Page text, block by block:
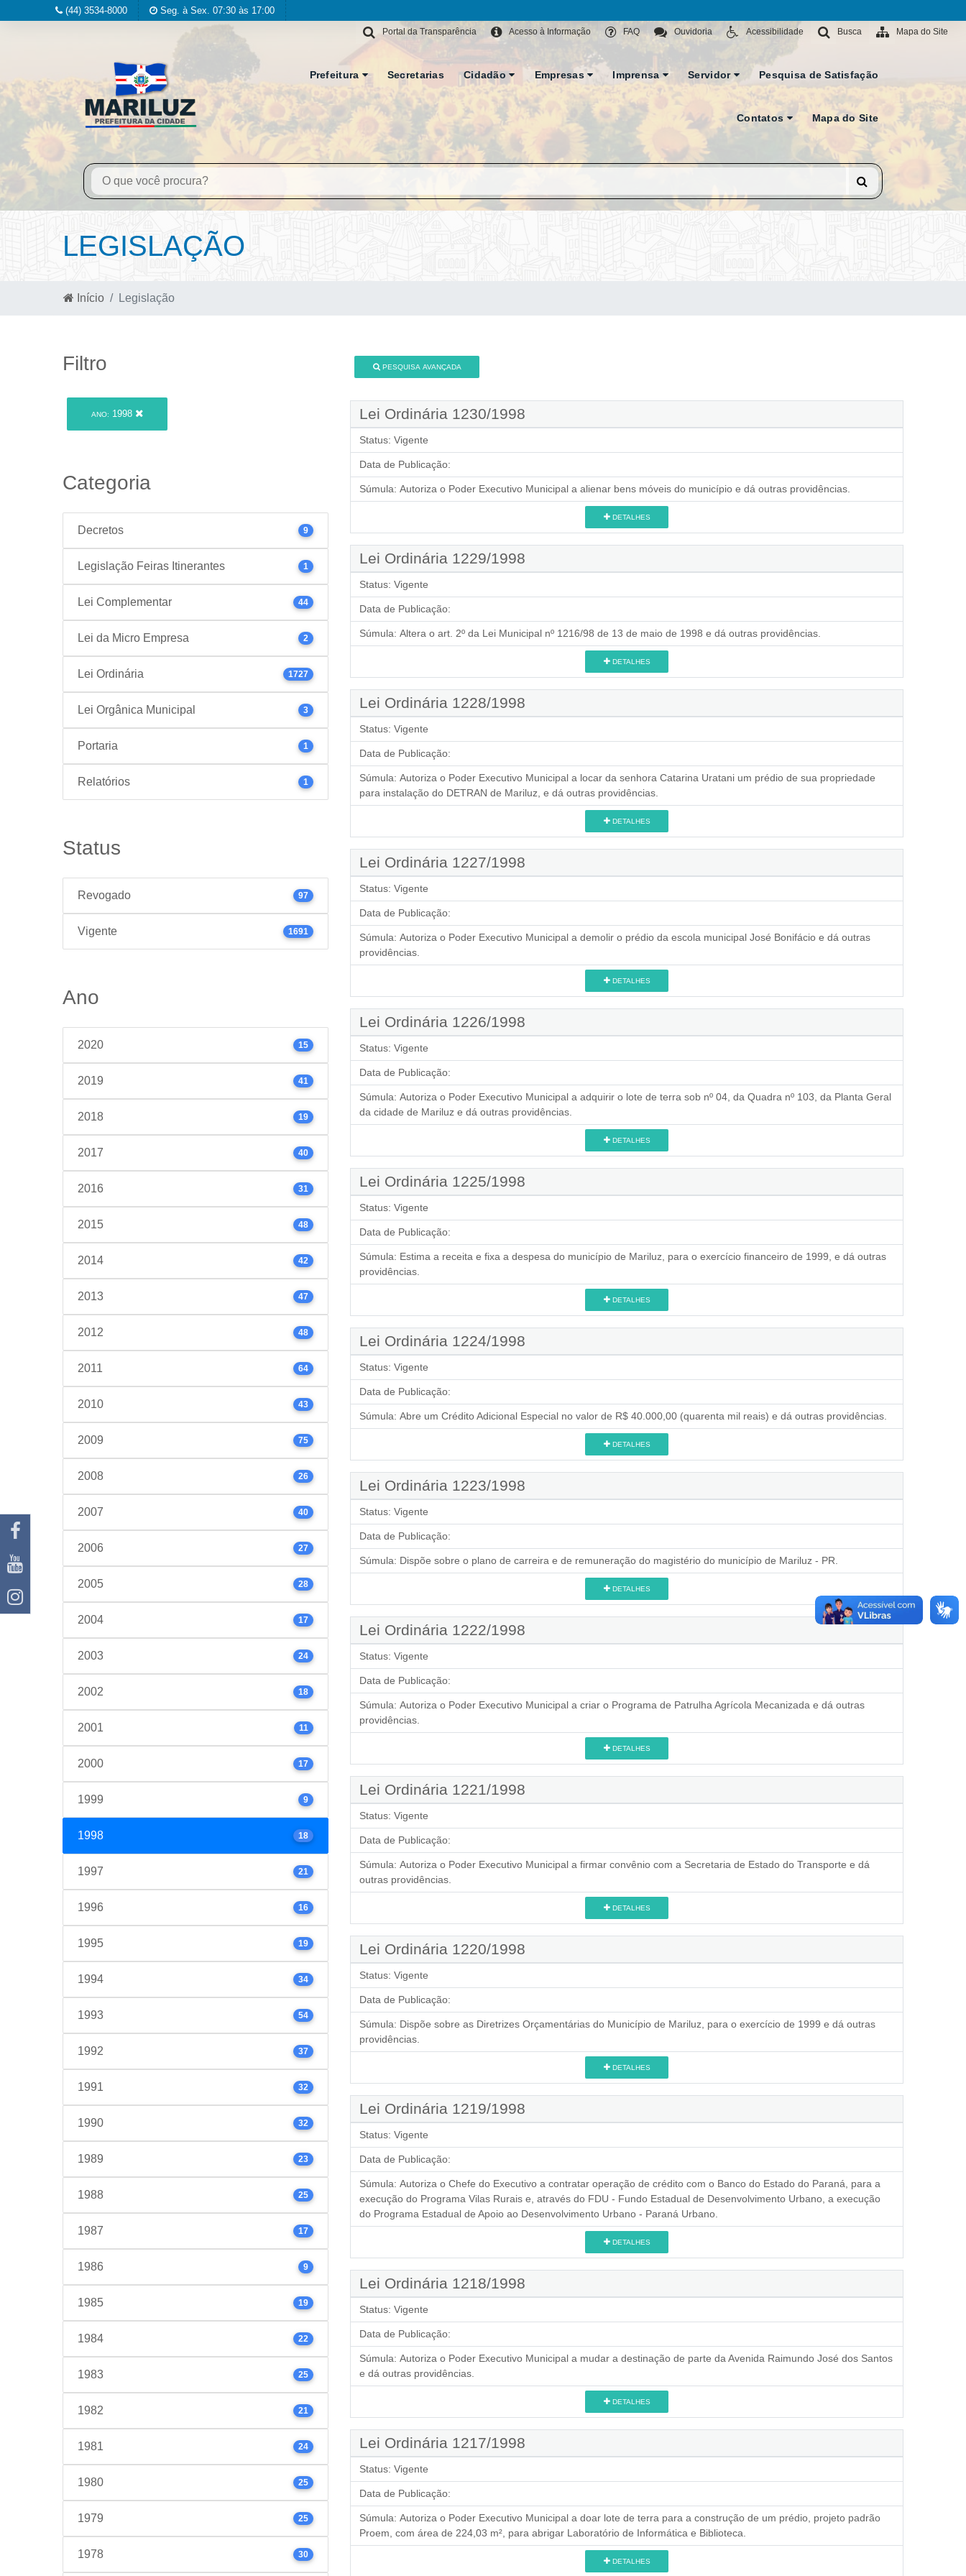
(44) 3534-8000 Seg. à Sex. 07:30 às 17:00
Mapa do Site
Busca
Acessibilidade
Ouvidoria
FAQ
Acesso à Informação
Portal da Transparência
Prefeitura Secretarias Cidadão Empresas Imprensa Servidor Pesquisa de Satisfação
Contatos Mapa do Site
LEGISLAÇÃO
Início Legislação
Filtro
ANO: 1998
Categoria
Decretos 9
Legislação Feiras Itinerantes 1
Lei Complementar 44
Lei da Micro Empresa 2
Lei Ordinária 1727
Lei Orgânica Municipal 3
Portaria 1
Relatórios 1
Status
Revogado 97
Vigente 1691
Ano
2020 15
2019 41
2018 19
2017 40
2016 31
2015 48
2014 42
2013 47
2012 48
2011 64
2010 43
2009 75
2008 26
2007 40
2006 27
2005 28
2004 17
2003 24
2002 18
2001 11
2000 17
1999 9
1998 18
1997 21
1996 16
1995 19
1994 34
1993 54
1992 37
1991 32
1990 32
1989 23
1988 25
1987 17
1986 9
1985 19
1984 22
1983 25
1982 21
1981 24
1980 25
1979 25
1978 30
PESQUISA AVANÇADA
Lei Ordinária 1230/1998
Status: Vigente
Data de Publicação:
Súmula: Autoriza o Poder Executivo Municipal a alienar bens móveis do município e dá outras providências.
DETALHES
Lei Ordinária 1229/1998
Status: Vigente
Data de Publicação:
Súmula: Altera o art. 2º da Lei Municipal nº 1216/98 de 13 de maio de 1998 e dá outras providências.
DETALHES
Lei Ordinária 1228/1998
Status: Vigente
Data de Publicação:
Súmula: Autoriza o Poder Executivo Municipal a locar da senhora Catarina Uratani um prédio de sua propriedade
para instalação do DETRAN de Mariluz, e dá outras providências.
DETALHES
Lei Ordinária 1227/1998
Status: Vigente
Data de Publicação:
Súmula: Autoriza o Poder Executivo Municipal a demolir o prédio da escola municipal José Bonifácio e dá outras
providências.
DETALHES
Lei Ordinária 1226/1998
Status: Vigente
Data de Publicação:
Súmula: Autoriza o Poder Executivo Municipal a adquirir o lote de terra sob nº 04, da Quadra nº 103, da Planta Geral
da cidade de Mariluz e dá outras providências.
DETALHES
Lei Ordinária 1225/1998
Status: Vigente
Data de Publicação:
Súmula: Estima a receita e fixa a despesa do município de Mariluz, para o exercício financeiro de 1999, e dá outras
providências.
DETALHES
Lei Ordinária 1224/1998
Status: Vigente
Data de Publicação:
Súmula: Abre um Crédito Adicional Especial no valor de R$ 40.000,00 (quarenta mil reais) e dá outras providências.
DETALHES
Lei Ordinária 1223/1998
Status: Vigente
Data de Publicação:
Súmula: Dispõe sobre o plano de carreira e de remuneração do magistério do município de Mariluz - PR.
DETALHES
Lei Ordinária 1222/1998
Status: Vigente
Data de Publicação:
Súmula: Autoriza o Poder Executivo Municipal a criar o Programa de Patrulha Agrícola Mecanizada e dá outras
providências.
DETALHES
Lei Ordinária 1221/1998
Status: Vigente
Data de Publicação:
Súmula: Autoriza o Poder Executivo Municipal a firmar convênio com a Secretaria de Estado do Transporte e dá
outras providências.
DETALHES
Lei Ordinária 1220/1998
Status: Vigente
Data de Publicação:
Súmula: Dispõe sobre as Diretrizes Orçamentárias do Município de Mariluz, para o exercício de 1999 e dá outras
providências.
DETALHES
Lei Ordinária 1219/1998
Status: Vigente
Data de Publicação:
Súmula: Autoriza o Chefe do Executivo a contratar operação de crédito com o Banco do Estado do Paraná, para a
execução do Programa Vilas Rurais e, através do FDU - Fundo Estadual de Desenvolvimento Urbano, a execução
do Programa Estadual de Apoio ao Desenvolvimento Urbano - Paraná Urbano.
DETALHES
Lei Ordinária 1218/1998
Status: Vigente
Data de Publicação:
Súmula: Autoriza o Poder Executivo Municipal a mudar a destinação de parte da Avenida Raimundo José dos Santos
e dá outras providências.
DETALHES
Lei Ordinária 1217/1998
Status: Vigente
Data de Publicação:
Súmula: Autoriza o Poder Executivo Municipal a doar lote de terra para a construção de um prédio, projeto padrão
Proem, com área de 224,03 m², para abrigar Laboratório de Informática e Biblioteca.
DETALHES